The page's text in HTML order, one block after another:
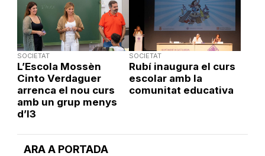
ARA A PORTADA
SOCIETAT
L’Escola Mossèn
Cinto Verdaguer
arrenca el nou curs
amb un grup menys
d’I3
SOCIETAT
Rubí inaugura el curs
escolar amb la
comunitat educativa